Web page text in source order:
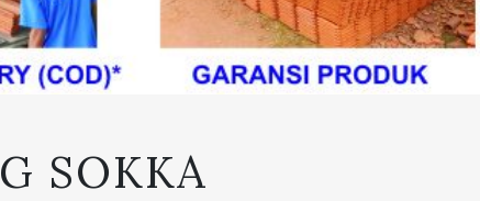
SOKKA